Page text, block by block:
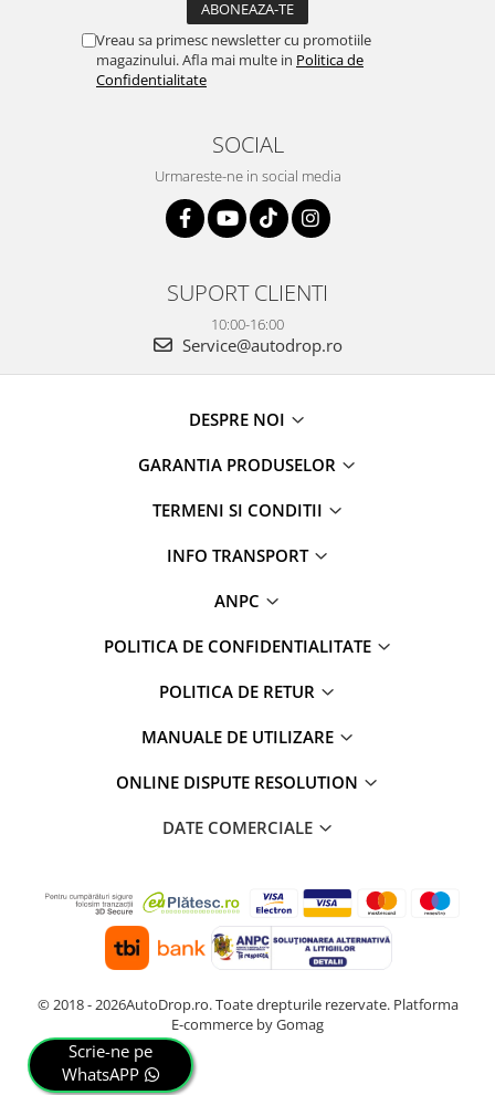
Vreau sa primesc newsletter cu promotiile
magazinului. Afla mai multe in Politica de
Confidentialitate
SOCIAL
Urmareste-ne in social media
SUPORT CLIENTI
10:00-16:00
Service@autodrop.ro
DESPRE NOI
GARANTIA PRODUSELOR
TERMENI SI CONDITII
INFO TRANSPORT
ANPC
POLITICA DE CONFIDENTIALITATE
POLITICA DE RETUR
MANUALE DE UTILIZARE
ONLINE DISPUTE RESOLUTION
DATE COMERCIALE
© 2018 - 2026AutoDrop.ro. Toate drepturile rezervate. Platforma
E-commerce by Gomag
Scrie-ne pe
WhatsAPP